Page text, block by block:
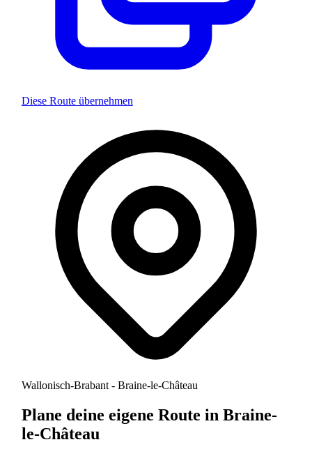
Diese Route übernehmen
Wallonisch-Brabant - Braine-le-Château
Plane deine eigene Route in Braine-
le-Château